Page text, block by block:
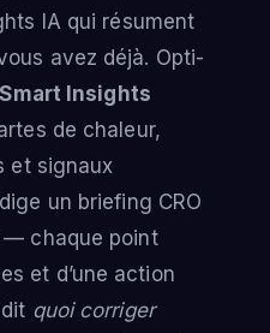
IA qui résument
avez déjà. Opti-
Smart Insights
de chaleur,
et signaux
un briefing CRO
— chaque point
et d’une action
quoi corriger